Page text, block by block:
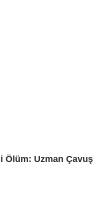
Ölüm: Uzman Çavuş